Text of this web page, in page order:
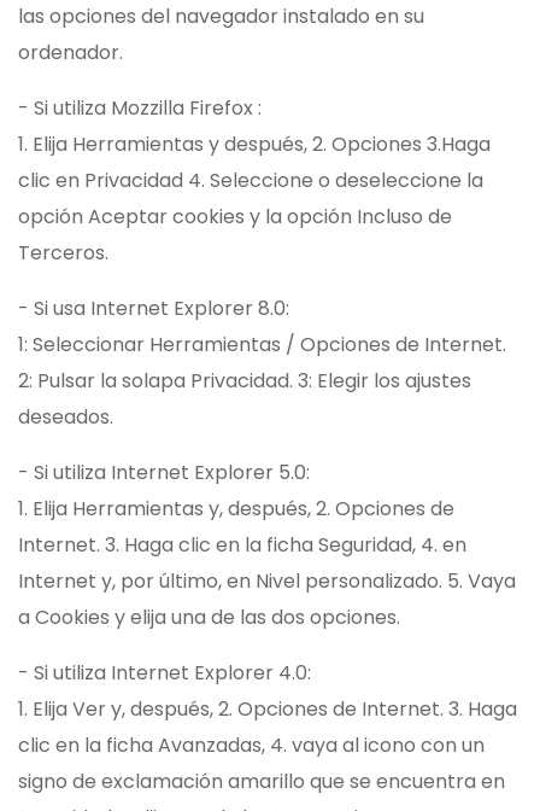
las opciones del navegador instalado en su
ordenador.
- Si utiliza Mozzilla Firefox :
1. Elija Herramientas y después, 2. Opciones 3.Haga
clic en Privacidad 4. Seleccione o deseleccione la
opción Aceptar cookies y la opción Incluso de
Terceros.
- Si usa Internet Explorer 8.0:
1: Seleccionar Herramientas / Opciones de Internet.
2: Pulsar la solapa Privacidad. 3: Elegir los ajustes
deseados.
- Si utiliza Internet Explorer 5.0:
1. Elija Herramientas y, después, 2. Opciones de
Internet. 3. Haga clic en la ficha Seguridad, 4. en
Internet y, por último, en Nivel personalizado. 5. Vaya
a Cookies y elija una de las dos opciones.
- Si utiliza Internet Explorer 4.0:
1. Elija Ver y, después, 2. Opciones de Internet. 3. Haga
clic en la ficha Avanzadas, 4. vaya al icono con un
signo de exclamación amarillo que se encuentra en